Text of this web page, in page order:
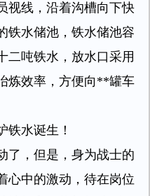
视线，沿着沟槽向下快
铁水储池，铁水储池容
二吨铁水，放水口采用
炼效率，方便向**罐车
铁水诞生！
了，但是，身为战士的
心中的激动，待在岗位